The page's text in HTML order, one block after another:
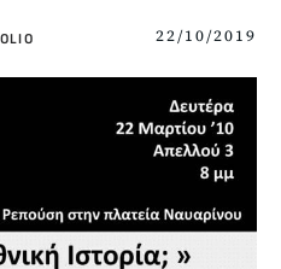
22/10/2019